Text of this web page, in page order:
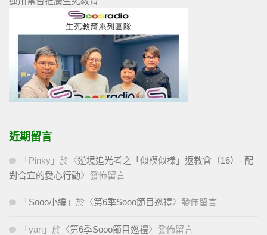
近期留言
「 Pinky 」於〈逆境追光者之「似模似樣」返教會（16）- 配
對合宜的愛心行動〉發佈留言
「 Sooo小編 」於〈第6季Sooo節目巡禮〉發佈留言
「 yan 」於〈第6季Sooo節目巡禮〉發佈留言